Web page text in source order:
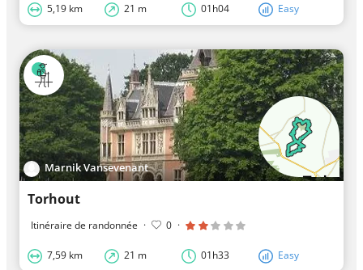
5,19 km 21 m 01h04 Easy
Marnik Vansevenant
Torhout
Itinéraire de randonnée · 0 ·
7,59 km 21 m 01h33 Easy